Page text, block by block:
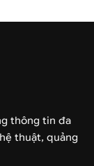
thông tin đa
thuật, quảng